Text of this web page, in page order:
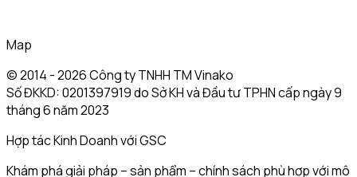
Map
© 2014 - 2026 Công ty TNHH TM Vinako
Số ĐKKD: 0201397919 do Sở KH và Đầu tư TPHN cấp ngày 9
tháng 6 năm 2023
Hợp tác Kinh Doanh với GSC
Khám phá giải pháp – sản phẩm – chính sách phù hợp với mô